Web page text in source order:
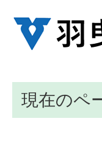
現在のペ